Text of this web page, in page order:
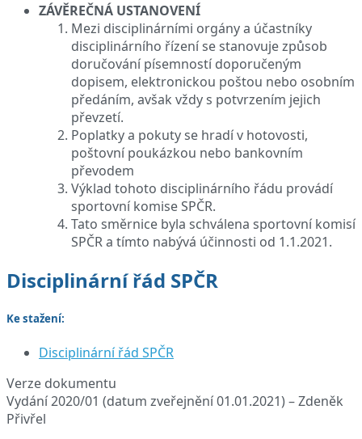
ZÁVĚREČNÁ USTANOVENÍ
Mezi disciplinárními orgány a účastníky
disciplinárního řízení se stanovuje způsob
doručování písemností doporučeným
dopisem, elektronickou poštou nebo osobním
předáním, avšak vždy s potvrzením jejich
převzetí.
Poplatky a pokuty se hradí v hotovosti,
poštovní poukázkou nebo bankovním
převodem
Výklad tohoto disciplinárního řádu provádí
sportovní komise SPČR.
Tato směrnice byla schválena sportovní komisí
SPČR a tímto nabývá účinnosti od 1.1.2021.
Disciplinární řád SPČR
Ke stažení:
Disciplinární řád SPČR
Verze dokumentu
Vydání 2020/01 (datum zveřejnění 01.01.2021) – Zdeněk
Přivřel